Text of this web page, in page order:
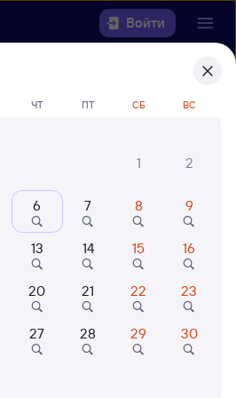
Войти
найти
2 — Манас
вас
поезда
ЧТ ПТ СБ ВС
1
2
6 7 8 9
13 14 15 16
20 21 22 23
27 28 29 30